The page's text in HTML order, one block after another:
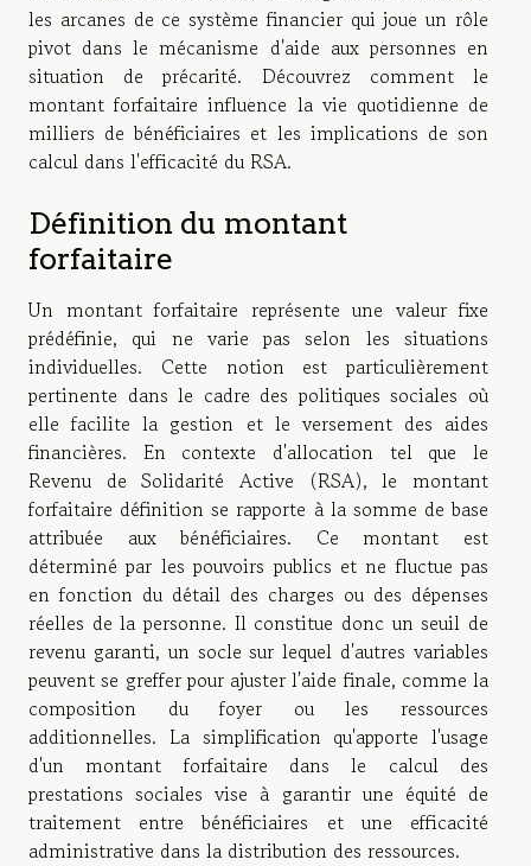
les arcanes de ce système financier qui joue un rôle
pivot dans le mécanisme d'aide aux personnes en
situation de précarité. Découvrez comment le
montant forfaitaire influence la vie quotidienne de
milliers de bénéficiaires et les implications de son
calcul dans l'efficacité du RSA.
Définition du montant
forfaitaire
Un montant forfaitaire représente une valeur fixe
prédéfinie, qui ne varie pas selon les situations
individuelles. Cette notion est particulièrement
pertinente dans le cadre des politiques sociales où
elle facilite la gestion et le versement des aides
financières. En contexte d'allocation tel que le
Revenu de Solidarité Active (RSA), le montant
forfaitaire définition se rapporte à la somme de base
attribuée aux bénéficiaires. Ce montant est
déterminé par les pouvoirs publics et ne fluctue pas
en fonction du détail des charges ou des dépenses
réelles de la personne. Il constitue donc un seuil de
revenu garanti, un socle sur lequel d'autres variables
peuvent se greffer pour ajuster l'aide finale, comme la
composition du foyer ou les ressources
additionnelles. La simplification qu'apporte l'usage
d'un montant forfaitaire dans le calcul des
prestations sociales vise à garantir une équité de
traitement entre bénéficiaires et une efficacité
administrative dans la distribution des ressources.